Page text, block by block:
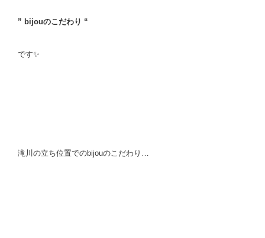
” bijouのこだわり “
です✨
滝川の立ち位置でのbijouのこだわり…